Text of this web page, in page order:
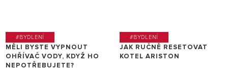
#BYDLENÍ
MĚLI BYSTE VYPNOUT
OHŘÍVAČ VODY, KDYŽ HO
NEPOTŘEBUJETE?
#BYDLENÍ
JAK RUČNĚ RESETOVAT
KOTEL ARISTON